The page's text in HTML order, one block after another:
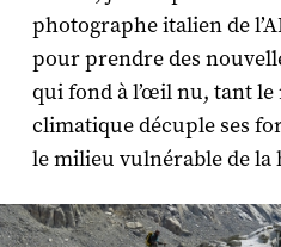
photographe italien de
pour prendre des
qui fond à l’œil nu, tant
climatique décuple ses
le milieu vulnérable de la